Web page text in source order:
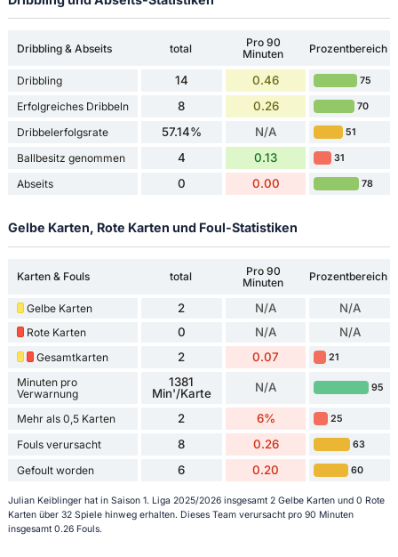
Dribbling & Abseits total
Pro 90
Minuten
Prozentbereich
Dribbling 14 0.46 75
Erfolgreiches Dribbeln 8 0.26 70
Dribbelerfolgsrate 57.14% N/A 51
Ballbesitz genommen 4 0.13 31
Abseits 0 0.00 78
Gelbe Karten, Rote Karten und Foul-Statistiken
Karten & Fouls total
Pro 90
Minuten
Prozentbereich
Gelbe Karten 2 N/A N/A
Rote Karten 0 N/A N/A
Gesamtkarten 2 0.07 21
Minuten pro
Verwarnung
1381
Min'/Karte
N/A 95
Mehr als 0,5 Karten 2 6% 25
Fouls verursacht 8 0.26 63
Gefoult worden 6 0.20 60
Julian Keiblinger hat in Saison 1. Liga 2025/2026 insgesamt 2 Gelbe Karten und 0 Rote
Karten über 32 Spiele hinweg erhalten. Dieses Team verursacht pro 90 Minuten
insgesamt 0.26 Fouls.